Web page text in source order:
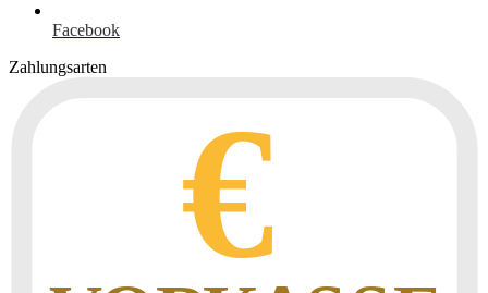
Facebook
Zahlungsarten